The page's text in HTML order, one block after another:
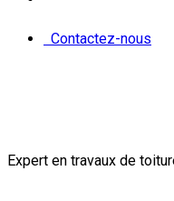
Contactez-nous
Expert en travaux de